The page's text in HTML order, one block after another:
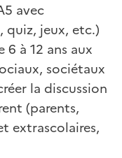
avec
quiz, jeux, etc.)
à 12 ans aux
sociétaux
la discussion
(parents,
extrascolaires,